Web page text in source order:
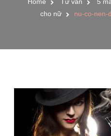
cho nữ
nu-co-nen-